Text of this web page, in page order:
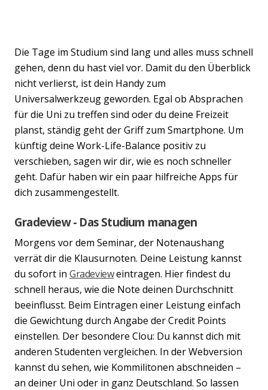
Die Tage im Studium sind lang und alles muss schnell
gehen, denn du hast viel vor. Damit du den Überblick
nicht verlierst, ist dein Handy zum
Universalwerkzeug geworden. Egal ob Absprachen
für die Uni zu treffen sind oder du deine Freizeit
planst, ständig geht der Griff zum Smartphone. Um
künftig deine Work-Life-Balance positiv zu
verschieben, sagen wir dir, wie es noch schneller
geht. Dafür haben wir ein paar hilfreiche Apps für
dich zusammengestellt.
Gradeview - Das Studium managen
Morgens vor dem Seminar, der Notenaushang
verrät dir die Klausurnoten. Deine Leistung kannst
du sofort in Gradevieweintragen. Hier findest du
schnell heraus, wie die Note deinen Durchschnitt
beeinflusst. Beim Eintragen einer Leistung einfach
die Gewichtung durch Angabe der Credit Points
einstellen. Der besondere Clou: Du kannst dich mit
anderen Studenten vergleichen. In der Webversion
kannst du sehen, wie Kommilitonen abschneiden –
an deiner Uni oder in ganz Deutschland. So lassen